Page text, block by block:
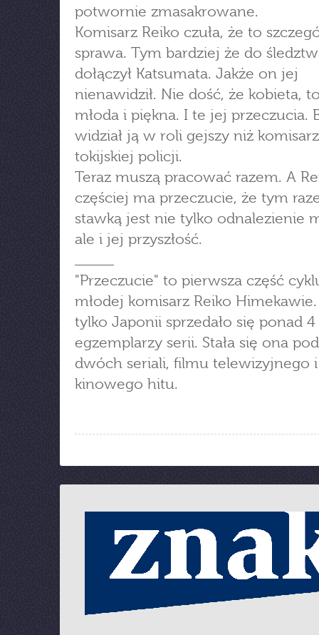
potwornie zmasakrowane.
Komisarz Reiko czuła, że to
sprawa. Tym bardziej że do
dołączył Katsumata. Jakże on jej
nienawidził. Nie dość, że kobieta,
młoda i piękna. I te jej przeczucia.
widział ją w roli gejszy niż
tokijskiej policji.
Teraz muszą pracować razem. A
częściej ma przeczucie, że tym
stawką jest nie tylko odnalezienie
ale i jej przyszłość.
"Przeczucie" to pierwsza część
młodej komisarz Reiko
tylko Japonii sprzedało się ponad
egzemplarzy serii. Stała się ona
dwóch seriali, filmu telewizyjnego i
kinowego hitu.